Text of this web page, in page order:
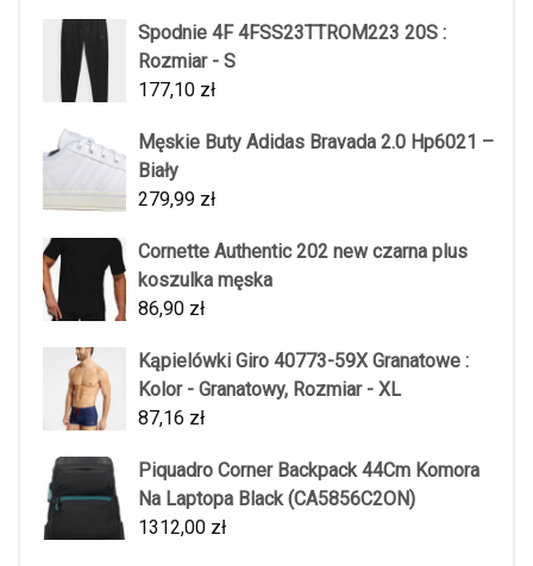
Spodnie 4F 4FSS23TTROM223 20S :
Rozmiar - S
177,10 zł
Męskie Buty Adidas Bravada 2.0 Hp6021 –
Biały
279,99 zł
Cornette Authentic 202 new czarna plus
koszulka męska
86,90 zł
Kąpielówki Giro 40773-59X Granatowe :
Kolor - Granatowy, Rozmiar - XL
87,16 zł
Piquadro Corner Backpack 44Cm Komora
Na Laptopa Black (CA5856C2ON)
1312,00 zł